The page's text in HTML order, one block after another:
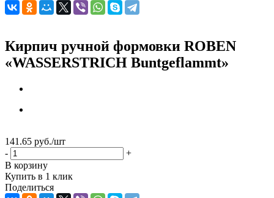
Кирпич ручной формовки ROBEN
«WASSERSTRICH Buntgeflammt»
141.65 руб./шт
-
+
В корзину
Купить в 1 клик
Поделиться